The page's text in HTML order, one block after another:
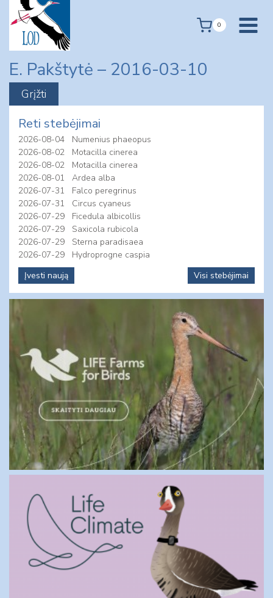
content
0
E. Pakštytė – 2016-03-10
Reti stebėjimai
2026-08-04
Numenius phaeopus
2026-08-02
Motacilla cinerea
2026-08-02
Motacilla cinerea
2026-08-01
Ardea alba
2026-07-31
Falco peregrinus
2026-07-31
Circus cyaneus
2026-07-29
Ficedula albicollis
2026-07-29
Saxicola rubicola
2026-07-29
Sterna paradisaea
2026-07-29
Hydroprogne caspia
Įvesti naują
Visi stebėjimai